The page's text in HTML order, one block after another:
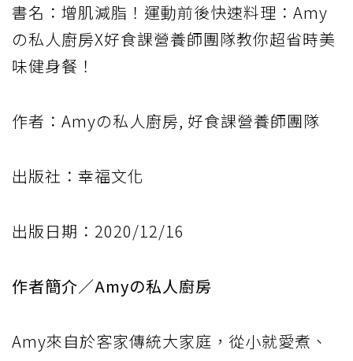
書名：增肌減脂！運動前後快速料理：Amy
の私人廚房X好食課營養師團隊教你超省時美
味健身餐！
作者：Amyの私人廚房, 好食課營養師團隊
出版社：幸福文化
出版日期：2020/12/16
作者簡介／Amyの私人廚房
Amy來自於客家傳統大家庭，從小就愛煮、